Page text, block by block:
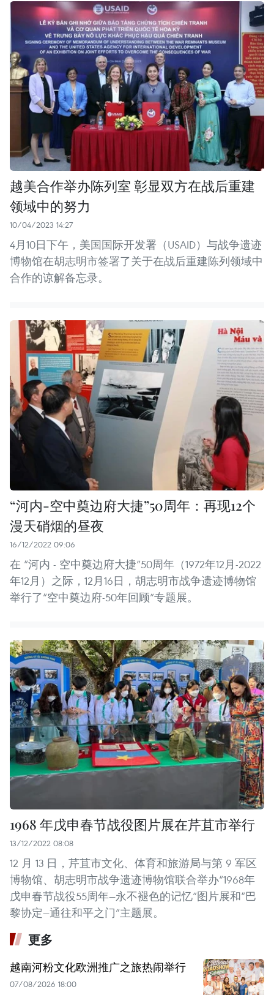
越美合作举办陈列室 彰显双方在战后重建
领域中的努力
10/04/2023 14:27
4月10日下午，美国国际开发署（USAID）与战争遗迹
博物馆在胡志明市签署了关于在战后重建陈列领域中
合作的谅解备忘录。
“河内-空中奠边府大捷”50周年：再现12个
漫天硝烟的昼夜
16/12/2022 09:06
在 “河内 - 空中奠边府大捷”50周年（1972年12月-2022
年12月）之际，12月16日，胡志明市战争遗迹博物馆
举行了“空中奠边府-50年回顾”专题展。
1968 年戊申春节战役图片展在芹苴市举行
13/12/2022 08:08
12 月 13 日，芹苴市文化、体育和旅游局与第 9 军区
博物馆、胡志明市战争遗迹博物馆联合举办“1968年
戊申春节战役55周年—永不褪色的记忆”图片展和“巴
黎协定—通往和平之门”主题展。
更多
越南河粉文化欧洲推广之旅热闹举行
07/08/2026 18:00